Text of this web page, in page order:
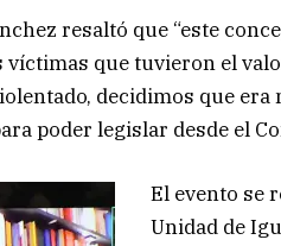
resaltó que “este
víctimas que tuvieron el
decidimos que era
poder legislar desde el
El evento se
Unidad de